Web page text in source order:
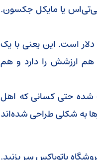
بی‌تی‌اس یا مایکل جکسون.
: در بازار جهانی، قیمت این فیگورها معمولاً بین ۶ تا ۳۰ دلار است. این یعنی با یک
هم ارزشش را دارد و هم
شده حتی کسانی که اهل
به شکلی طراحی شده‌اند
باتوباکس سر بزنید.